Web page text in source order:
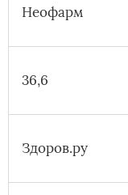
Неофарм
36,6
Здоров.ру